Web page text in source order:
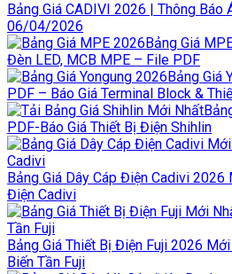
Bảng Giá CADIVI 2026 | Thông Báo
06/04/2026
Bảng Giá
Đèn LED, MCB MPE – File PDF
Bảng Giá
PDF – Báo Giá Terminal Block &
PDF-Báo Giá Thiết Bị Điện Shihlin
Bảng Giá Dây Cáp Điện Cadivi 2026
Điện Cadivi
Bảng Giá Thiết Bị Điện Fuji 2026
Biến Tần Fuji